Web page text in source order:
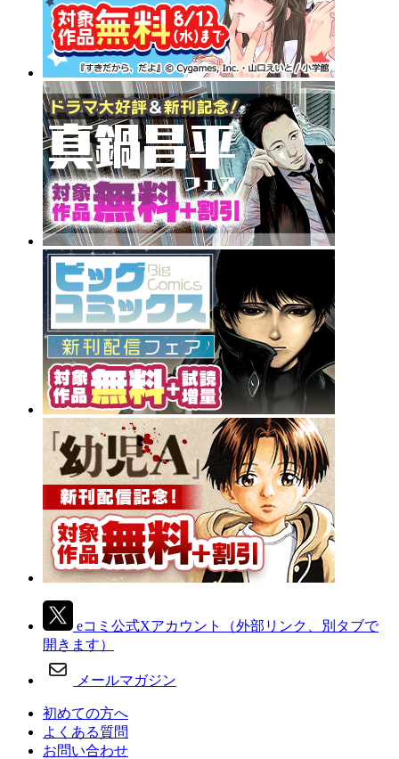
eコミ公式Xアカウント
（外部リンク、別タブで
開きます）
メールマガジン
初めての方へ
よくある質問
お問い合わせ